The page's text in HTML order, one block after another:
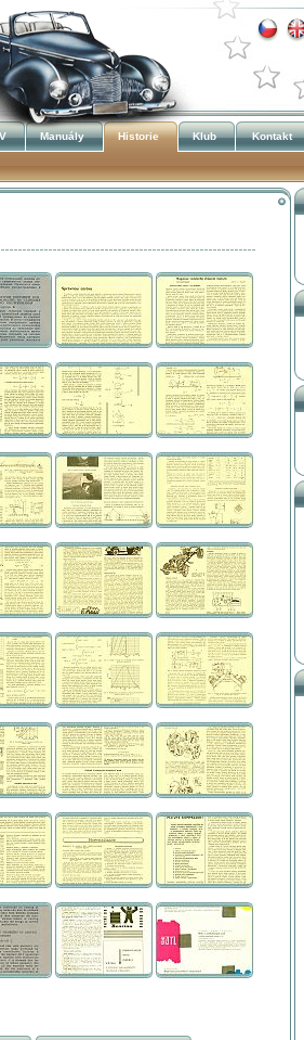
Manuály Historie Klub Kontakt